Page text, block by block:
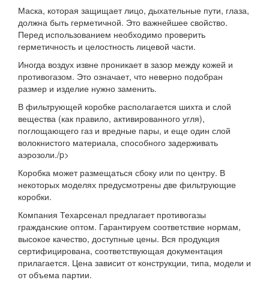
Маска, которая защищает лицо, дыхательные пути, глаза,
должна быть герметичной. Это важнейшее свойство.
Перед использованием необходимо проверить
герметичность и целостность лицевой части.
Иногда воздух извне проникает в зазор между кожей и
противогазом. Это означает, что неверно подобран
размер и изделие нужно заменить.
В фильтрующей коробке располагается шихта и слой
вещества (как правило, активированного угля),
поглощающего газ и вредные пары, и еще один слой
волокнистого материала, способного задерживать
аэрозоли./p>
Коробка может размещаться сбоку или по центру. В
некоторых моделях предусмотрены две фильтрующие
коробки.
Компания Техарсенал предлагает противогазы
гражданские оптом. Гарантируем соответствие нормам,
высокое качество, доступные цены. Вся продукция
сертифицирована, соответствующая документация
прилагается. Цена зависит от конструкции, типа, модели и
от объема партии.